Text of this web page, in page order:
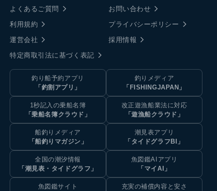
よくあるご質問
お問い合わせ
利用規約
プライバシーポリシー
運営会社
採用情報
特定商取引法に基づく表記
釣り船予約アプリ
「釣割アプリ」
釣りメディア
「FISHINGJAPAN」
1秒記入の乗船名簿
「乗船名簿クラウド」
改正遊漁船業法に対応
「遊漁船クラウド」
船釣りメディア
「船釣りマガジン」
潮見表アプリ
「タイドグラフBI」
全国の潮汐情報
「潮見表・タイドグラフ」
魚図鑑AIアプリ
「マイAI」
魚図鑑サイト
充実の補償内容と安さ